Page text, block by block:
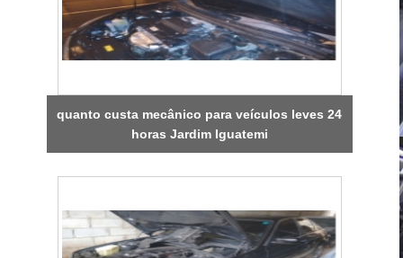
quanto custa mecânico para veículos leves 24
horas Jardim Iguatemi